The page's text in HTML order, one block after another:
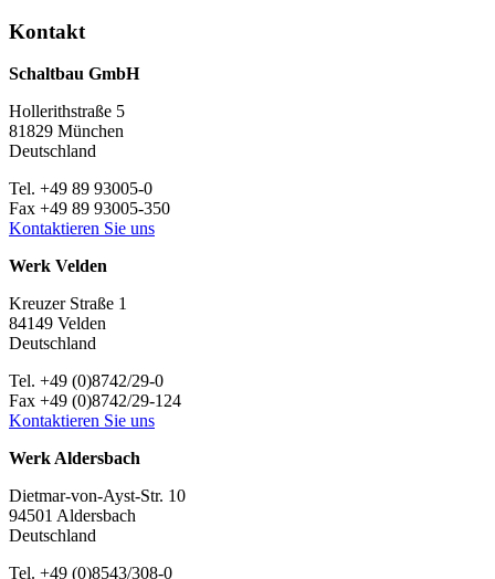
Kontakt
Schaltbau GmbH
Hollerithstraße 5
81829 München
Deutschland
Tel. +49 89 93005-0
Fax +49 89 93005-350
Kontaktieren Sie uns
Werk Velden
Kreuzer Straße 1
84149 Velden
Deutschland
Tel. +49 (0)8742/29-0
Fax +49 (0)8742/29-124
Kontaktieren Sie uns
Werk Aldersbach
Dietmar-von-Ayst-Str. 10
94501 Aldersbach
Deutschland
Tel. +49 (0)8543/308-0